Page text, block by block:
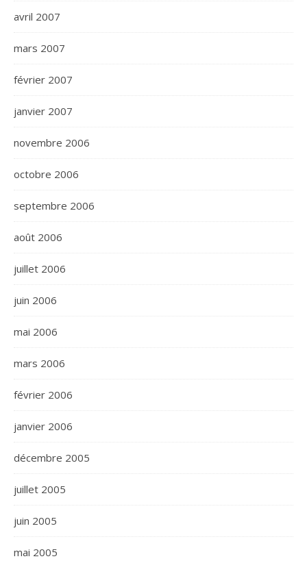
avril 2007
mars 2007
février 2007
janvier 2007
novembre 2006
octobre 2006
septembre 2006
août 2006
juillet 2006
juin 2006
mai 2006
mars 2006
février 2006
janvier 2006
décembre 2005
juillet 2005
juin 2005
mai 2005